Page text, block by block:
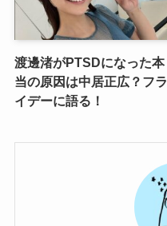
渡邊渚がPTSDになった本
当の原因は中居正広？フラ
イデーに語る！